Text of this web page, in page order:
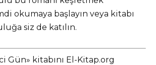
okumaya başlayın veya kitabı
siz de katılın.
Gün» kitabını El-Kitap.org